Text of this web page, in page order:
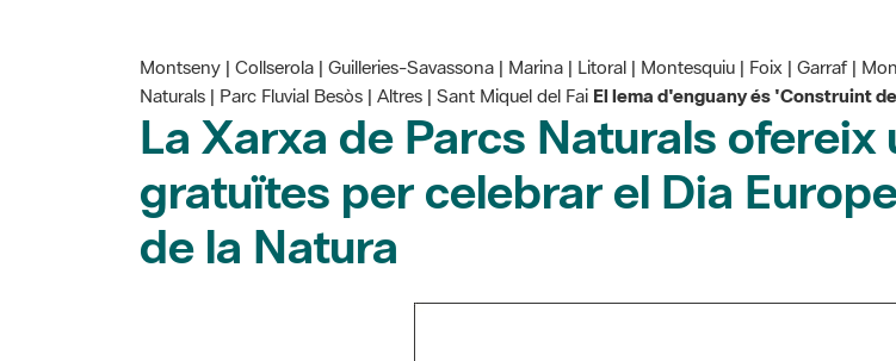
Montseny | Collserola | Guilleries-Savassona | Marina | Litoral | Montesquiu | Foix | Garraf |
Naturals | Parc Fluvial Besòs | Altres | Sant Miquel del Fai El lema d'enguany és 'Construint
La Xarxa de Parcs Naturals
gratuïtes per celebrar el Dia
de la Natura